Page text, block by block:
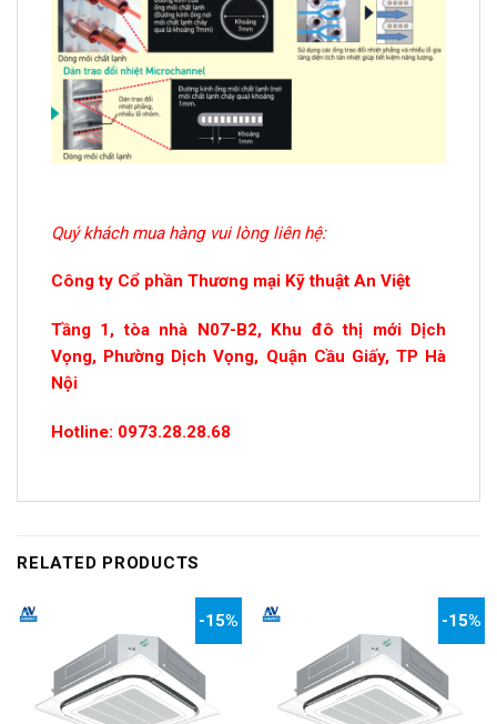
Quý khách mua hàng vui lòng liên hệ:
Công ty Cổ phần Thương mại Kỹ thuật An Việt
Tầng 1, tòa nhà N07-B2, Khu đô thị mới Dịch
Vọng, Phường Dịch Vọng, Quận Cầu Giấy, TP Hà
Nội
Hotline: 0973.28.28.68
RELATED PRODUCTS
-15% -15%